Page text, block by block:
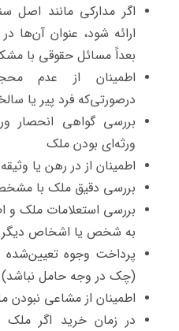
اگر مدارکی مانند اصل
ارائه شود، عنوان آن‌ها
بعداً مسائل حقوقی با
اطمینان از عدم
درصورتی‌که فرد پیر یا
بررسی گواهی انحصار
ورثه‌ای بودن ملک
اطمینان از در رهن یا
بررسی دقیق ملک با
بررسی استعلامات ملک و
به شخص یا اشخاص دیگر
پرداخت وجوه
(چک در وجه حامل نباشد)
اطمینان از مشاعی نبودن
در زمان خرید اگر ملک